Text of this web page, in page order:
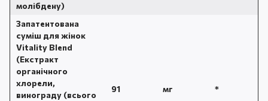
молібдену)
Запатентована
суміш для жінок
Vitality Blend
(Екстракт
органічного
хлорели,
винограду (всього
91 мг *